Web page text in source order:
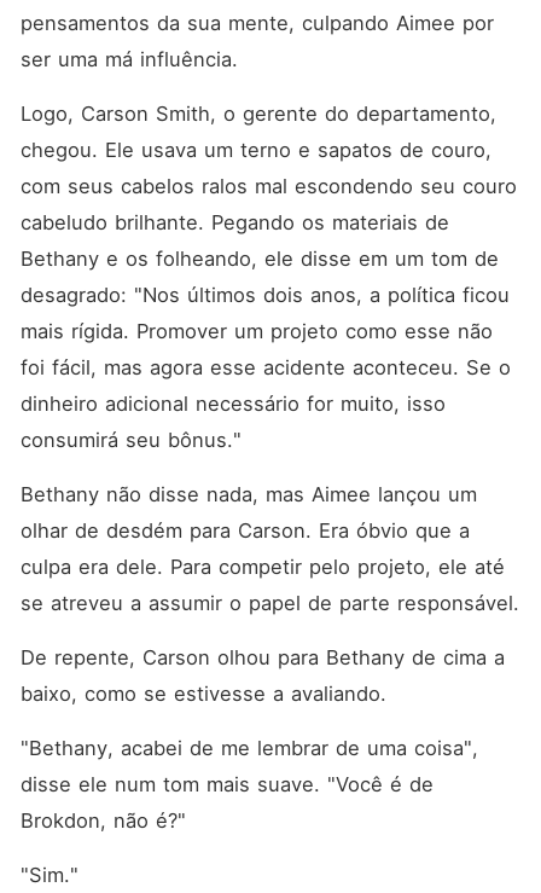
pensamentos da sua mente, culpando Aimee por
ser uma má influência.
Logo, Carson Smith, o gerente do departamento,
chegou. Ele usava um terno e sapatos de couro,
com seus cabelos ralos mal escondendo seu couro
cabeludo brilhante. Pegando os materiais de
Bethany e os folheando, ele disse em um tom de
desagrado: "Nos últimos dois anos, a política ficou
mais rígida. Promover um projeto como esse não
foi fácil, mas agora esse acidente aconteceu. Se o
dinheiro adicional necessário for muito, isso
consumirá seu bônus."
Bethany não disse nada, mas Aimee lançou um
olhar de desdém para Carson. Era óbvio que a
culpa era dele. Para competir pelo projeto, ele até
De repente, Carson olhou para Bethany de cima a
baixo, como se estivesse a avaliando.
"Bethany, acabei de me lembrar de uma coisa",
disse ele num tom mais suave. "Você é de
Brokdon, não é?"
"Sim."